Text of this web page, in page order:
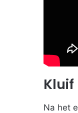
Kluif
Na het